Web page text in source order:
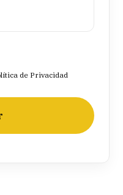
de Privacidad